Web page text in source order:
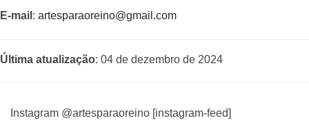
E-mail : artesparaoreino@gmail.com
Última atualização: 04 de dezembro de 2024
Instagram @artesparaoreino [instagram-feed]